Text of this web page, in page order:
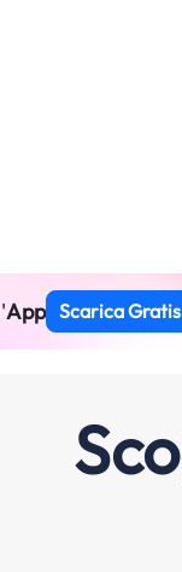
App Scarica Gratis